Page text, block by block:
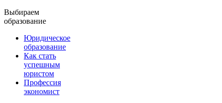
Выбираем
образование
Юридическое
образование
Как стать
успешным
юристом
Профессия
экономист